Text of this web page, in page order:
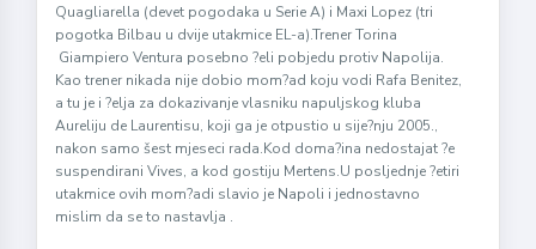
Quagliarella (devet pogodaka u Serie A) i Maxi Lopez (tri
pogotka Bilbau u dvije utakmice EL-a).Trener Torina
Giampiero Ventura posebno ?eli pobjedu protiv Napolija.
Kao trener nikada nije dobio mom?ad koju vodi Rafa Benitez,
a tu je i ?elja za dokazivanje vlasniku napuljskog kluba
Aureliju de Laurentisu, koji ga je otpustio u sije?nju 2005.,
nakon samo šest mjeseci rada.Kod doma?ina nedostajat ?e
suspendirani Vives, a kod gostiju Mertens.U posljednje ?etiri
utakmice ovih mom?adi slavio je Napoli i jednostavno
mislim da se to nastavlja .